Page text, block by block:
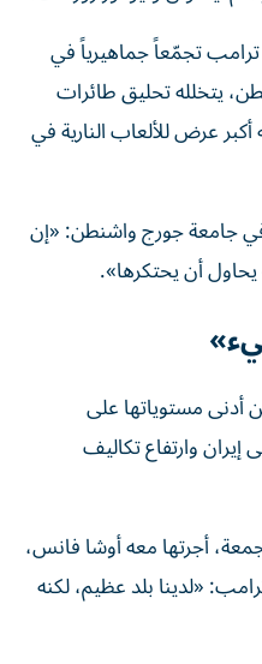
ترامب تجمّعاً جماهيرياً في
يتخلله تحليق طائرات
عرض للألعاب النارية في
في جامعة جورج واشنطن: «إن
أن يحتكرها».
مستوياتها على
وارتفاع تكاليف
أجرتها معه أوشا فانس،
«لدينا بلد عظيم، لكنه